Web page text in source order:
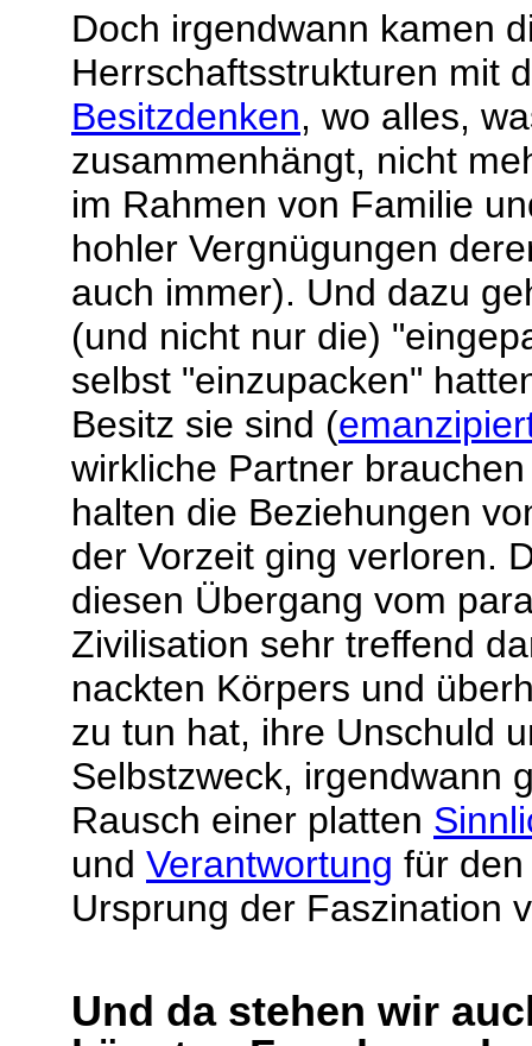
Doch irgendwann kamen
Herrschaftsstrukturen mit
Besitzdenken, wo alles,
zusammenhängt, nicht
im Rahmen von Familie
hohler Vergnügungen
auch immer). Und dazu
(und nicht nur die)
selbst "einzupacken"
Besitz sie sind (
wirkliche Partner
halten die Beziehungen
der Vorzeit ging verloren.
diesen Übergang vom
Zivilisation sehr treffend
nackten Körpers und
zu tun hat, ihre Unschuld
Selbstzweck, irgendwann
Rausch einer platten
und Verantwortung für
Ursprung der Faszination
Und da stehen wir